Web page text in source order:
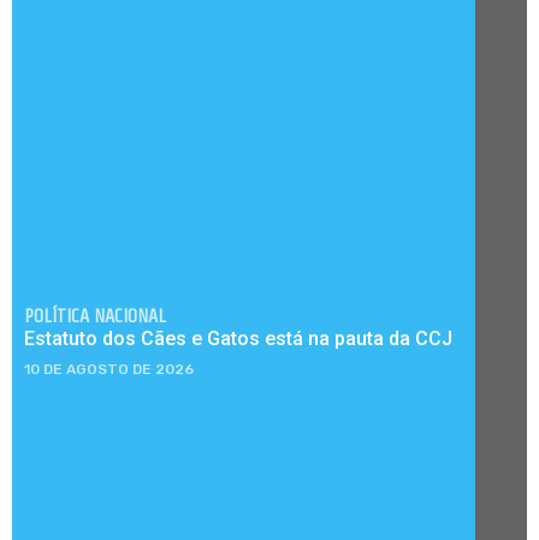
POLÍTICA NACIONAL
Estatuto dos Cães e Gatos está na pauta da CCJ
10 DE AGOSTO DE 2026